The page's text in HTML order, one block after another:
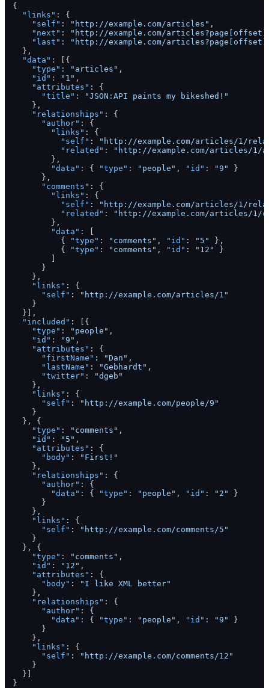
{
"links" :
{
"self" : "http://example.com/articles" ,
"next" :
"http://example.com/
"last" :
"http://example.com/
} ,
"data" : [ {
"type" : "articles" ,
"id" : "1" ,
"attributes" :
{
"title" :
"JSON:API paints my bikeshed!"
} ,
"relationships" :
{
"author" :
{
"links" :
{
"self" :
"http://example.com/articles/1/
"related" :
"http://example.com/articles/1/
} ,
"data" : { "type" : "people" , "id" : "9"
}
} ,
"comments" :
{
"links" :
{
"self" :
"http://example.com/articles/1/
"related" :
"http://example.com/articles/1/
} ,
"data" :
[
{
"type" : "comments" , "id" : "5" } ,
{
"type" : "comments" , "id" : "12"
}
]
}
} ,
"links" :
{
"self" :
"http://example.com/articles/1"
}
} ] ,
"included" : [ {
"type" : "people" ,
"id" : "9" ,
"attributes" :
{
"firstName" : "Dan" ,
"lastName" : "Gebhardt" ,
"twitter" :
"dgeb"
} ,
"links" :
{
"self" :
"http://example.com/people/9"
}
} ,
{
"type" : "comments" ,
"id" : "5" ,
"attributes" :
{
"body" :
"First!"
} ,
"relationships" :
{
"author" :
{
"data" : { "type" : "people" , "id" : "2"
}
}
} ,
"links" :
{
"self" :
"http://example.com/comments/5"
}
} ,
{
"type" : "comments" ,
"id" : "12" ,
"attributes" :
{
"body" :
"I like XML better"
} ,
"relationships" :
{
"author" :
{
"data" : { "type" : "people" , "id" : "9"
}
}
} ,
"links" :
{
"self" :
"http://example.com/comments/12"
}
} ]
}